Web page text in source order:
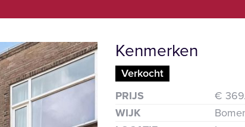
Vergroten
Kenmerken
Verkocht
PRIJS
€
WIJK